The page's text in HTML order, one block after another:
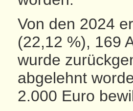
Von den 2024
(22,12 %), 169
wurde
abgelehnt
2.000 Euro